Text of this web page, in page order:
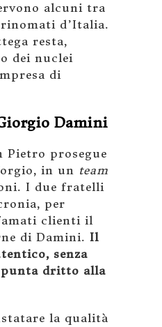
alcuni tra
d’Italia.
resta,
dei nuclei
di
Damini
Pietro prosegue
in un team
I due fratelli
per
clienti il
di Damini. Il
senza
dritto alla
la qualità